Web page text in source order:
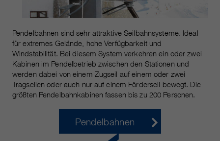
Pendelbahnen sind sehr attraktive Seilbahnsysteme. Ideal
für extremes Gelände, hohe Verfügbarkeit und
Windstabilität. Bei diesem System verkehren ein oder zwei
Kabinen im Pendelbetrieb zwischen den Stationen und
werden dabei von einem Zugseil auf einem oder zwei
Tragseilen oder auch nur auf einem Förderseil bewegt. Die
größten Pendelbahnkabinen fassen bis zu 200 Personen.
Pendelbahnen